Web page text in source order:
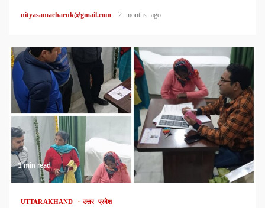
nityasamacharuk@gmail.com 2 months ago
1 min read
UTTARAKHAND उत्तर प्रदेश